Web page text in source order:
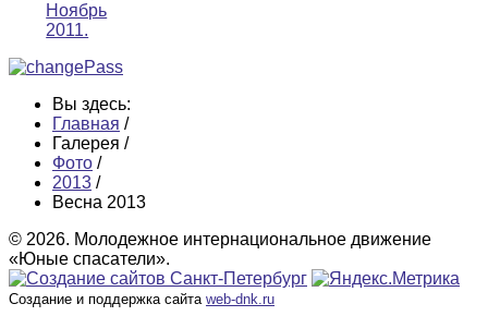
Вы здесь:
Главная /
Галерея /
Фото /
2013 /
Весна 2013
© 2026. Молодежное интернациональное движение
«Юные спасатели».
Создание и поддержка сайта web-dnk.ru